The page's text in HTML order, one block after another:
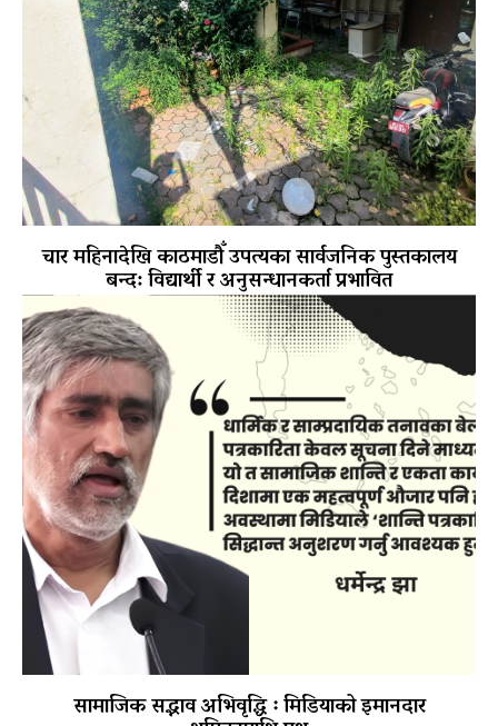
चार महिनादेखि काठमाडौँ उपत्यका सार्वजनिक पुस्तकालय
बन्द: विद्यार्थी र अनुसन्धानकर्ता प्रभावित
सामाजिक सद्भाव अभिवृद्धि ः मिडियाको इमानदार